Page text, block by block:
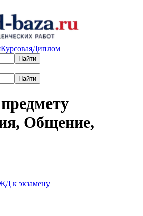
КурсоваяДиплом
Найти
Найти
Общение,
к экзамену